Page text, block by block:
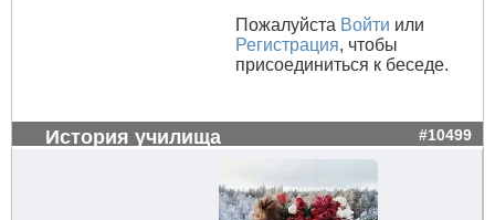
Пожалуйста Войти или
Регистрация, чтобы
присоединиться к беседе.
История училища #10499